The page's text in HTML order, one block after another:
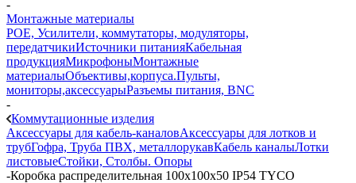
-
Монтажные материалы
POE, Усилители, коммутаторы, модуляторы,
передатчикиИсточники питанияКабельная
продукцияМикрофоныМонтажные
материалыОбъективы,корпуса.Пульты,
мониторы,аксессуарыРазъемы питания, BNC
-
Коммутационные изделия
Аксессуары для кабель-каналовАксессуары для лотков и
трубГофра, Труба ПВХ, металлорукавКабель каналыЛотки
листовыеСтойки, Столбы. Опоры
-Коробка распределительная 100х100х50 IP54 TYCO